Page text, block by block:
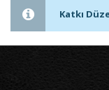
Katkı